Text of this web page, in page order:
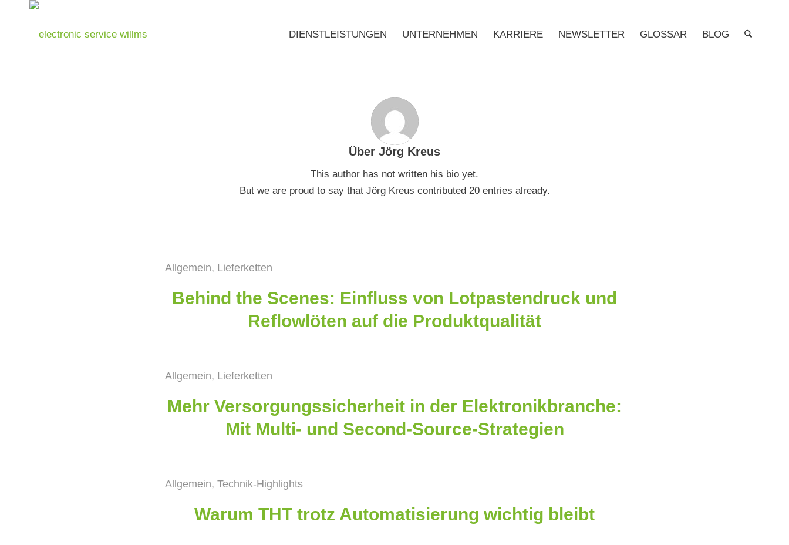
DIENSTLEISTUNGEN UNTERNEHMEN KARRIERE NEWSLETTER GLOSSAR BLOG
Über Jörg Kreus
This author has not written his bio yet.
But we are proud to say that Jörg Kreus contributed 20 entries already.
Allgemein, Lieferketten
Behind the Scenes: Einfluss von Lotpastendruck und
Reflowlöten auf die Produktqualität
Allgemein, Lieferketten
Mehr Versorgungssicherheit in der Elektronikbranche:
Mit Multi- und Second-Source-Strategien
Allgemein, Technik-Highlights
Warum THT trotz Automatisierung wichtig bleibt